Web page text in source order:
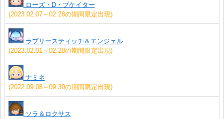
ローズ・D・ブケイター
(2023.02.07～02.28の期間限定出現)
ラブリースティッチ＆エンジェル
(2023.02.01～02.28の期間限定出現)
ナミネ
(2022.09.08～09.30の期間限定出現)
ソラ＆ロクサス